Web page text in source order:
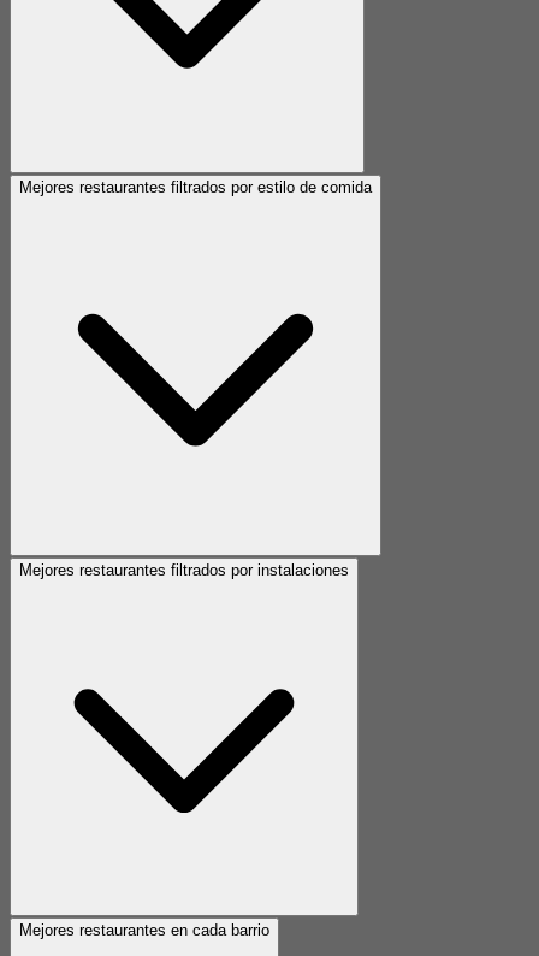
Mejores restaurantes filtrados por estilo de comida
Mejores restaurantes filtrados por instalaciones
Mejores restaurantes en cada barrio